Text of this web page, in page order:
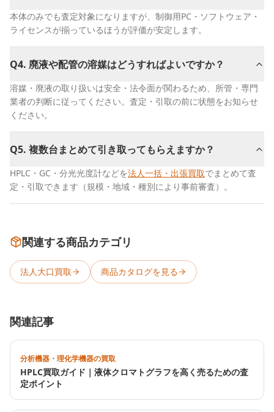
本体のみでも査定対象になりますが、制御用PC・ソフトウェア・
ライセンスが揃っているほうが評価が安定します。
Q4. 廃液や配管の溶媒はどうすればよいですか？
溶媒・廃液の取り扱いは安全・法令面が関わるため、所管・専門
業者の判断に従ってください。査定・引取の前に状態をお知らせ
ください。
Q5. 複数台まとめて引き取ってもらえますか？
HPLC・GC・分光光度計などを法人一括・出張買取でまとめて査
定・引取できます（規模・地域・種別により事前審査）。
関連する商品カテゴリ
法人大口買取 商品カタログを見る
関連記事
分析機器・理化学機器の買取
HPLC買取ガイド｜液体クロマトグラフを高く売るための査
定ポイント